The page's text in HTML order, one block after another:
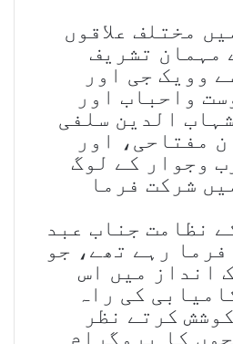
مختلف علاقوں
مہمان تشریف
وویک جی اور
واحباب اور
الدین سلفی
مفتاحی، اور
وجوار کے لوگ
شرکت فرما
نظامت جناب عبد
رہے تھے، جو
انداز میں اس
کی راہ
کرتے نظر
کا پروگرام